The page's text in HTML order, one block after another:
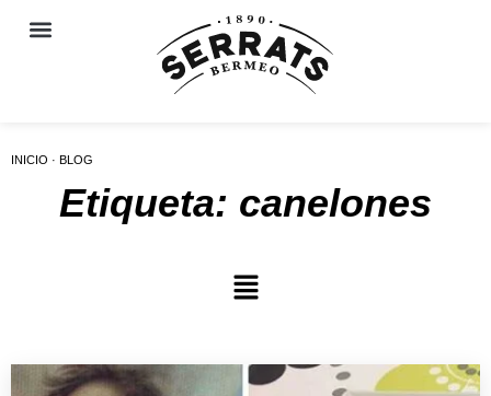
INICIO · BLOG
Etiqueta: canelones